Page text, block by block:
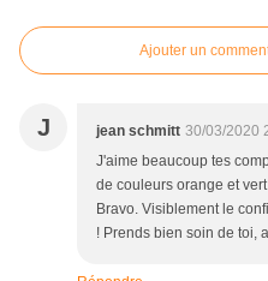
Ajouter un
J jean schmitt 30/03/2020
J'aime beaucoup tes
de couleurs orange et
Bravo. Visiblement le
! Prends bien soin de toi,